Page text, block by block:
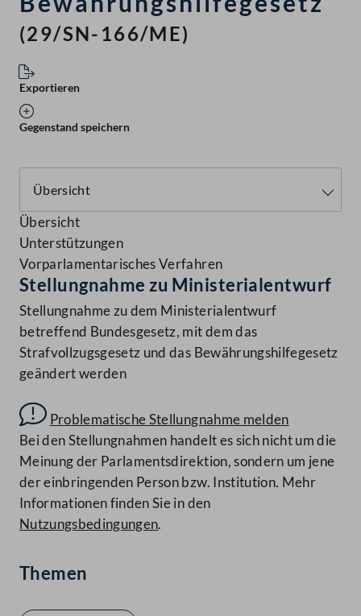
(29/SN-166/ME)
Exportieren
Gegenstand speichern
Übersicht
Unterstützungen
Vorparlamentarisches Verfahren
Stellungnahme zu Ministerialentwurf
Stellungnahme zu dem Ministerialentwurf
betreffend Bundesgesetz, mit dem das
Strafvollzugsgesetz und das Bewährungshilfegesetz
geändert werden
Problematische Stellungnahme melden
Bei den Stellungnahmen handelt es sich nicht um die
Meinung der Parlamentsdirektion, sondern um jene
der einbringenden Person bzw. Institution. Mehr
Informationen finden Sie in den
Nutzungsbedingungen.
Themen